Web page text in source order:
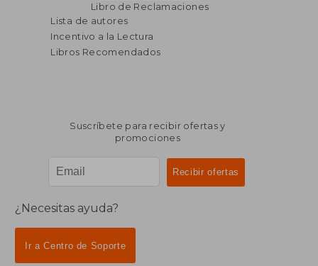
Libro de Reclamaciones
Lista de autores
Incentivo a la Lectura
Libros Recomendados
Suscríbete para recibir ofertas y
promociones
¿Necesitas ayuda?
Ir a Centro de Soporte